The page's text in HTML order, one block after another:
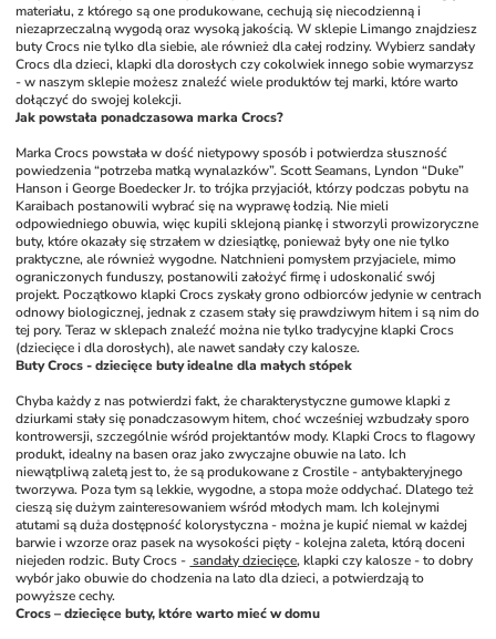
materiału, z którego są one produkowane, cechują się niecodzienną i
niezaprzeczalną wygodą oraz wysoką jakością. W sklepie Limango znajdziesz
buty Crocs nie tylko dla siebie, ale również dla całej rodziny. Wybierz sandały
Crocs dla dzieci, klapki dla dorosłych czy cokolwiek innego sobie wymarzysz
- w naszym sklepie możesz znaleźć wiele produktów tej marki, które warto
dołączyć do swojej kolekcji.
Jak powstała ponadczasowa marka Crocs?
Marka Crocs powstała w dość nietypowy sposób i potwierdza słuszność
powiedzenia “potrzeba matką wynalazków”. Scott Seamans, Lyndon “Duke”
Hanson i George Boedecker Jr. to trójka przyjaciół, którzy podczas pobytu na
Karaibach postanowili wybrać się na wyprawę łodzią. Nie mieli
odpowiedniego obuwia, więc kupili sklejoną piankę i stworzyli prowizoryczne
buty, które okazały się strzałem w dziesiątkę, ponieważ były one nie tylko
praktyczne, ale również wygodne. Natchnieni pomysłem przyjaciele, mimo
ograniczonych funduszy, postanowili założyć firmę i udoskonalić swój
projekt. Początkowo klapki Crocs zyskały grono odbiorców jedynie w centrach
odnowy biologicznej, jednak z czasem stały się prawdziwym hitem i są nim do
tej pory. Teraz w sklepach znaleźć można nie tylko tradycyjne klapki Crocs
(dziecięce i dla dorosłych), ale nawet sandały czy kalosze.
Buty Crocs - dziecięce buty idealne dla małych stópek
Chyba każdy z nas potwierdzi fakt, że charakterystyczne gumowe klapki z
dziurkami stały się ponadczasowym hitem, choć wcześniej wzbudzały sporo
kontrowersji, szczególnie wśród projektantów mody. Klapki Crocs to flagowy
produkt, idealny na basen oraz jako zwyczajne obuwie na lato. Ich
niewątpliwą zaletą jest to, że są produkowane z Crostile - antybakteryjnego
tworzywa. Poza tym są lekkie, wygodne, a stopa może oddychać. Dlatego też
cieszą się dużym zainteresowaniem wśród młodych mam. Ich kolejnymi
atutami są duża dostępność kolorystyczna - można je kupić niemal w każdej
barwie i wzorze oraz pasek na wysokości pięty - kolejna zaleta, którą doceni
niejeden rodzic. Buty Crocs - sandały dziecięce, klapki czy kalosze - to dobry
wybór jako obuwie do chodzenia na lato dla dzieci, a potwierdzają to
powyższe cechy.
Crocs – dziecięce buty, które warto mieć w domu